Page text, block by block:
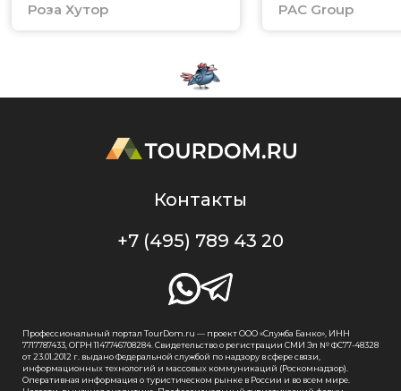
Роза Хутор PAC Group
Контакты
+7 (495) 789 43 20
Профессиональный портал TourDom.ru — проект ООО «Служба Банко», ИНН
7717787433, ОГРН 1147746708284. Свидетельство о регистрации СМИ Эл № ФС77-48328
от 23.01.2012 г. выдано Федеральной службой по надзору в сфере связи,
информационных технологий и массовых коммуникаций (Роскомнадзор).
Оперативная информация о туристическом рынке в России и во всем мире.